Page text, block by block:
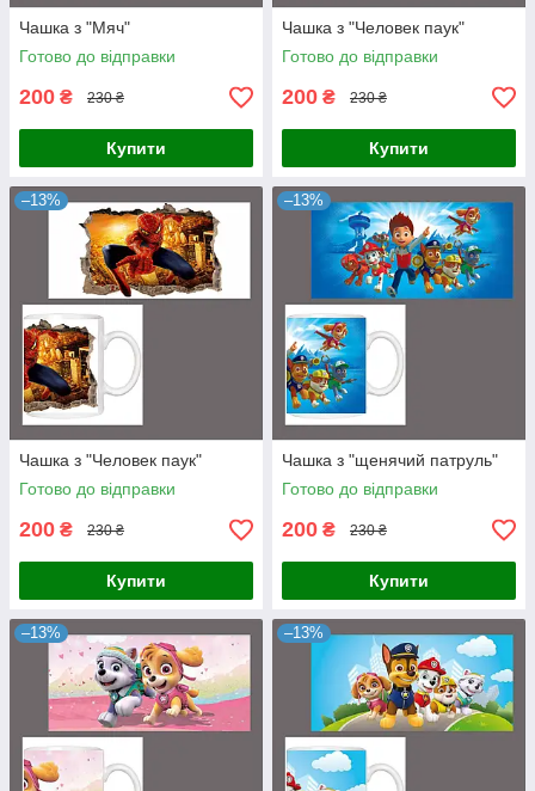
Чашка з "Мяч"
Готово до відправки
200 ₴ 230 ₴
Купити
Чашка з "Человек паук"
Готово до відправки
200 ₴ 230 ₴
Купити
–13%
Чашка з "Человек паук"
Готово до відправки
200 ₴ 230 ₴
Купити
–13%
Чашка з "щенячий патруль"
Готово до відправки
200 ₴ 230 ₴
Купити
–13% –13%